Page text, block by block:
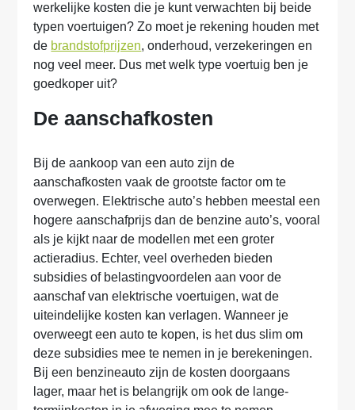
werkelijke kosten die je kunt verwachten bij beide
typen voertuigen? Zo moet je rekening houden met
de brandstofprijzen, onderhoud, verzekeringen en
nog veel meer. Dus met welk type voertuig ben je
goedkoper uit?
De aanschafkosten
Bij de aankoop van een auto zijn de
aanschafkosten vaak de grootste factor om te
overwegen. Elektrische auto’s hebben meestal een
hogere aanschafprijs dan de benzine auto’s, vooral
als je kijkt naar de modellen met een groter
actieradius. Echter, veel overheden bieden
subsidies of belastingvoordelen aan voor de
aanschaf van elektrische voertuigen, wat de
uiteindelijke kosten kan verlagen. Wanneer je
overweegt een auto te kopen, is het dus slim om
deze subsidies mee te nemen in je berekeningen.
Bij een benzineauto zijn de kosten doorgaans
lager, maar het is belangrijk om ook de lange-